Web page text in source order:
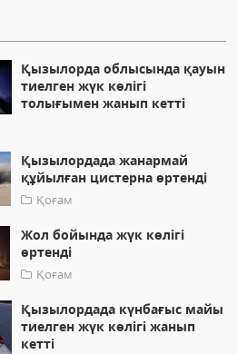
Қызылорда облысында қауын
тиелген жүк көлігі
толығымен жанып кетті
Қызылордада жанармай
құйылған цистерна өртенді
Қоғам
Жол бойында жүк көлігі
өртенді
Қоғам
Қызылордада күнбағыс майы
тиелген жүк көлігі жанып
кетті